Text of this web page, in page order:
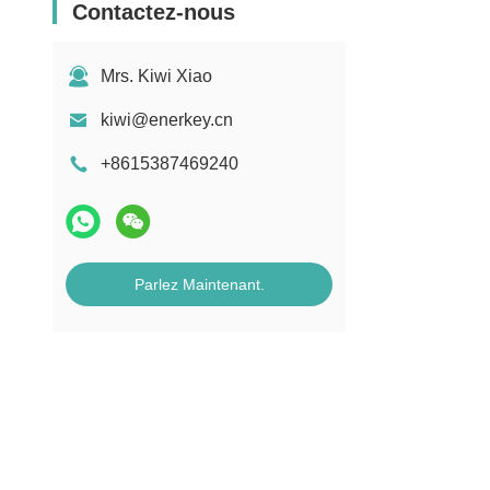
Contactez-nous
Mrs. Kiwi Xiao
kiwi@enerkey.cn
+8615387469240
Parlez Maintenant.